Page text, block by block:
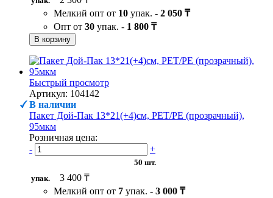
Мелкий опт от 10 упак. - 2 050 ₸
Опт от 30 упак. - 1 800 ₸
В корзину
Быстрый просмотр
Артикул: 104142
В наличии
Пакет Дой-Пак 13*21(+4)см, PET/PE (прозрачный),
95мкм
Розничная цена:
-
+
50 шт.
упак.
3 400 ₸
Мелкий опт от 7 упак. - 3 000 ₸